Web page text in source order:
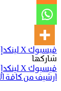
فيسبوك‫X
شاركها
فيسبوك‫X
ارشيف من كافة